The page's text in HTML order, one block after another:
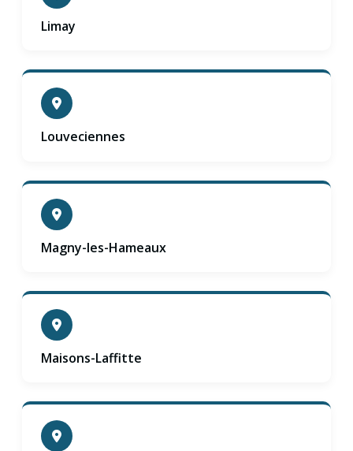
Limay
Louveciennes
Magny-les-Hameaux
Maisons-Laffitte